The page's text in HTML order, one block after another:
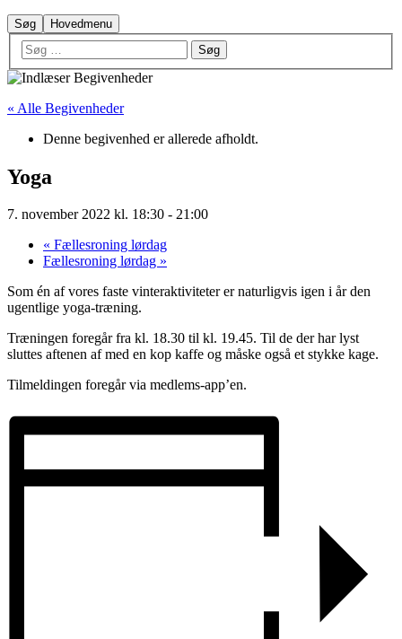
Søg Hovedmenu
« Alle Begivenheder
Denne begivenhed er allerede afholdt.
Yoga
7. november 2022 kl. 18:30 - 21:00
« Fællesroning lørdag
Fællesroning lørdag »
Som én af vores faste vinteraktiviteter er naturligvis igen i år den
ugentlige yoga-træning.
Træningen foregår fra kl. 18.30 til kl. 19.45. Til de der har lyst
sluttes aftenen af med en kop kaffe og måske også et stykke kage.
Tilmeldingen foregår via medlems-app’en.